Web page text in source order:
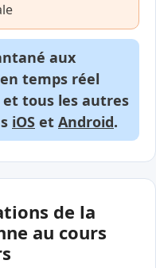
aux
temps réel
tous les autres
iOS et Android.
de la
au cours